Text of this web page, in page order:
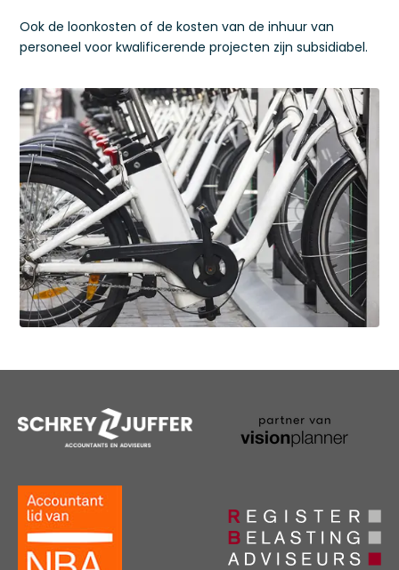
Ook de loonkosten of de kosten van de inhuur van
personeel voor kwalificerende projecten zijn subsidiabel.